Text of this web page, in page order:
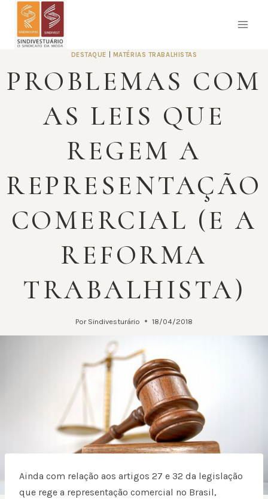
Pular
DESTAQUE MATÉRIAS TRABALHISTAS
PROBLEMAS COM
AS LEIS QUE
REGEM A
REPRESENTAÇÃO
COMERCIAL (E A
REFORMA
TRABALHISTA)
Por Sindivesturário 18/04/2018
Ainda com relação aos artigos 27 e 32 da legislação
que rege a representação comercial no Brasil,